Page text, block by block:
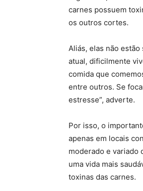
carnes possuem
os outros cortes.
Aliás, elas não
atual, dificilmente
comida que
entre outros. Se
estresse”, adverte.
Por isso, o
apenas em locais
moderado e variado
uma vida mais
toxinas das carnes.